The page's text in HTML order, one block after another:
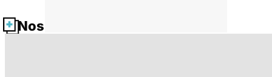
Nos fiches santé